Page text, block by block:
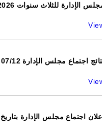
مجلس الإدارة للثلاث سنوات 2026-2029
View
نتائج اجتماع مجلس الإدارة 07/12 الساعة 11:30
View
اعلان اجتماع مجلس الإدارة بتاريخ 07/12 الساعة 11:30